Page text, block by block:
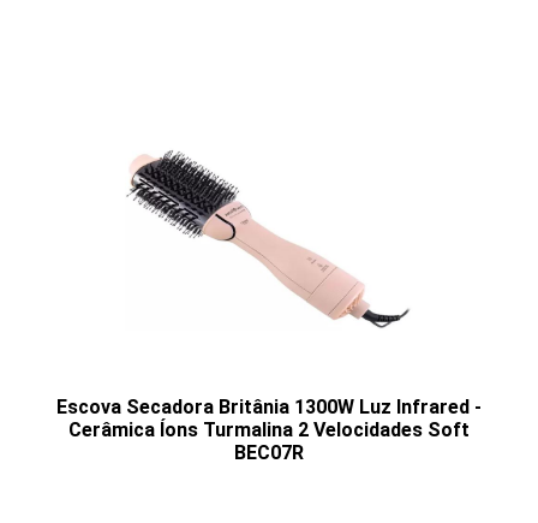
Escova Secadora Britânia 1300W Luz Infrared -
Cerâmica Íons Turmalina 2 Velocidades Soft
BEC07R